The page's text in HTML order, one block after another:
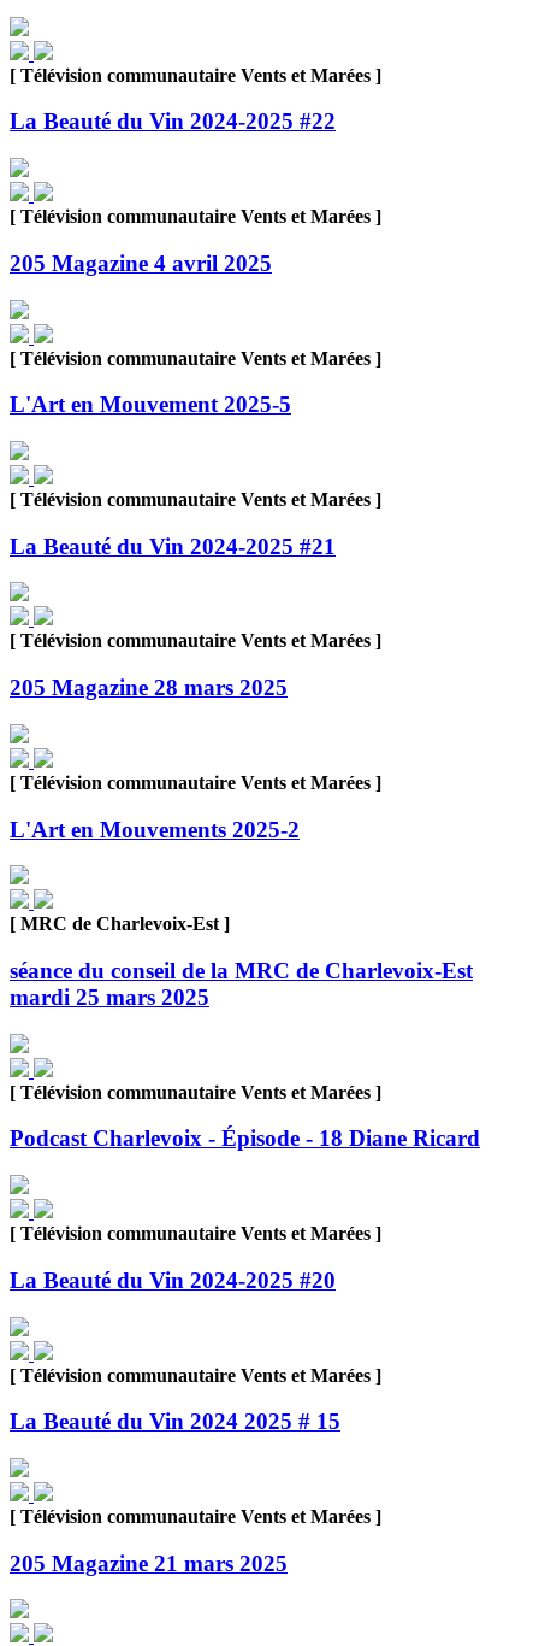
[ Télévision communautaire Vents et Marées ]
La Beauté du Vin 2024-2025 #22
[ Télévision communautaire Vents et Marées ]
205 Magazine 4 avril 2025
[ Télévision communautaire Vents et Marées ]
L'Art en Mouvement 2025-5
[ Télévision communautaire Vents et Marées ]
La Beauté du Vin 2024-2025 #21
[ Télévision communautaire Vents et Marées ]
205 Magazine 28 mars 2025
[ Télévision communautaire Vents et Marées ]
L'Art en Mouvements 2025-2
[ MRC de Charlevoix-Est ]
séance du conseil de la MRC de Charlevoix-Est
mardi 25 mars 2025
[ Télévision communautaire Vents et Marées ]
Podcast Charlevoix - Épisode - 18 Diane Ricard
[ Télévision communautaire Vents et Marées ]
La Beauté du Vin 2024-2025 #20
[ Télévision communautaire Vents et Marées ]
La Beauté du Vin 2024 2025 # 15
[ Télévision communautaire Vents et Marées ]
205 Magazine 21 mars 2025